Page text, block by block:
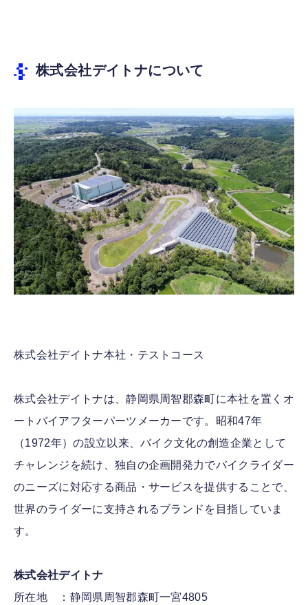
株式会社デイトナについて
株式会社デイトナ本社・テストコース
株式会社デイトナは、静岡県周智郡森町に本社を置くオ
ートバイアフターパーツメーカーです。昭和47年
（1972年）の設立以来、バイク文化の創造企業として
チャレンジを続け、独自の企画開発力でバイクライダー
のニーズに対応する商品・サービスを提供することで、
世界のライダーに支持されるブランドを目指していま
す。
株式会社デイトナ
所在地 ：静岡県周智郡森町一宮4805